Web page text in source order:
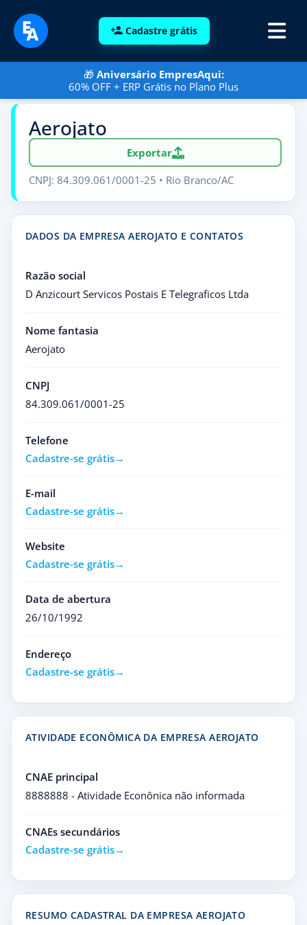
Cadastre grátis
🎁 Aniversário EmpresAqui:
60% OFF + ERP Grátis no Plano Plus
Aerojato
Exportar
CNPJ: 84.309.061/0001-25 • Rio Branco/AC
DADOS DA EMPRESA AEROJATO E CONTATOS
Razão social
D Anzicourt Servicos Postais E Telegraficos Ltda
Nome fantasia
Aerojato
CNPJ
84.309.061/0001-25
Telefone
Cadastre-se grátis
E-mail
Cadastre-se grátis
Website
Cadastre-se grátis
Data de abertura
26/10/1992
Endereço
Cadastre-se grátis
ATIVIDADE ECONÔMICA DA EMPRESA AEROJATO
CNAE principal
8888888 - Atividade Econônica não informada
CNAEs secundários
Cadastre-se grátis
RESUMO CADASTRAL DA EMPRESA AEROJATO